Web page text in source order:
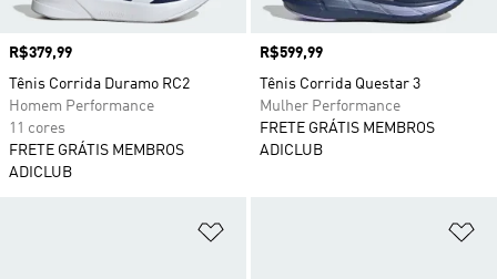
Preço
R$379,99
Tênis Corrida Duramo RC2
Homem Performance
11 cores
FRETE GRÁTIS MEMBROS
ADICLUB
Preço
R$599,99
Tênis Corrida Questar 3
Mulher Performance
FRETE GRÁTIS MEMBROS
ADICLUB